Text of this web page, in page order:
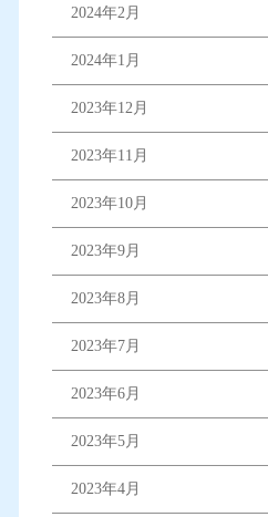
2024年2月
2024年1月
2023年12月
2023年11月
2023年10月
2023年9月
2023年8月
2023年7月
2023年6月
2023年5月
2023年4月